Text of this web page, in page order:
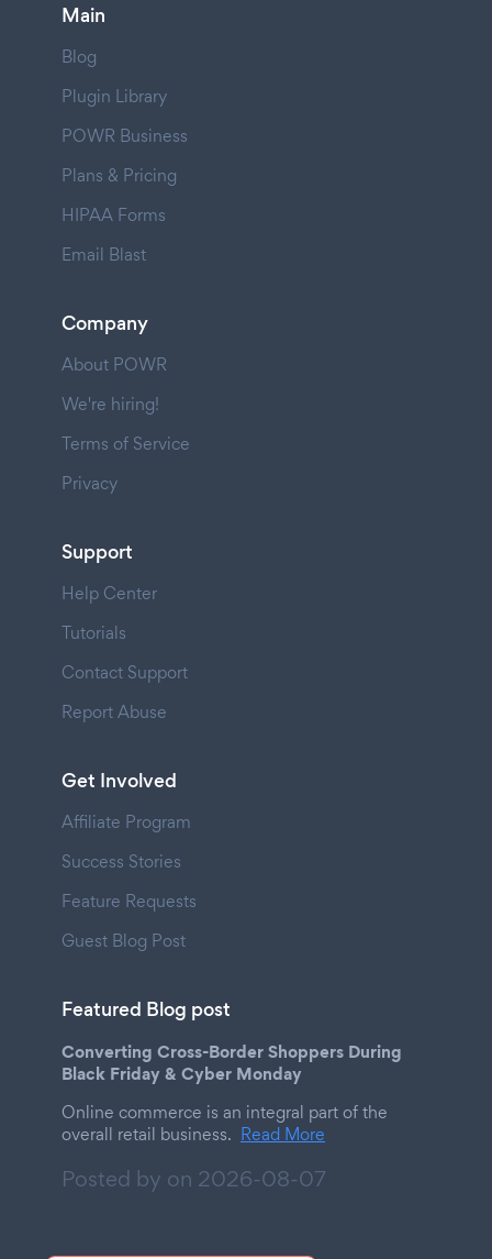
Main
Blog
Plugin Library
POWR Business
Plans & Pricing
HIPAA Forms
Email Blast
Company
About POWR
We're hiring!
Terms of Service
Privacy
Support
Help Center
Tutorials
Contact Support
Report Abuse
Get Involved
Affiliate Program
Success Stories
Feature Requests
Guest Blog Post
Featured Blog post
Converting Cross-Border Shoppers During
Black Friday & Cyber Monday
Online commerce is an integral part of the
overall retail business. Read More
Posted by on 2026-08-07